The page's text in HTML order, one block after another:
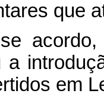
que
a
em